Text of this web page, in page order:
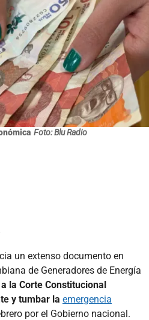
Foto: Blu Radio
un extenso documento en
de Generadores de Energía
la Corte Constitucional
y tumbar la emergencia
por el Gobierno nacional.